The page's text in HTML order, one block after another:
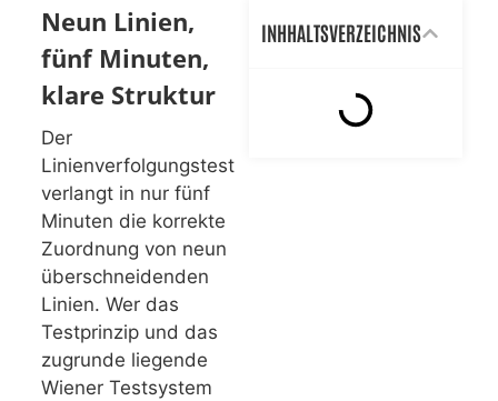
Neun Linien,
fünf Minuten,
klare Struktur
Der
Linienverfolgungstest
verlangt in nur fünf
Minuten die korrekte
Zuordnung von neun
überschneidenden
Linien. Wer das
Testprinzip und das
zugrunde liegende
Wiener Testsystem
INHHALTSVERZEICHNIS